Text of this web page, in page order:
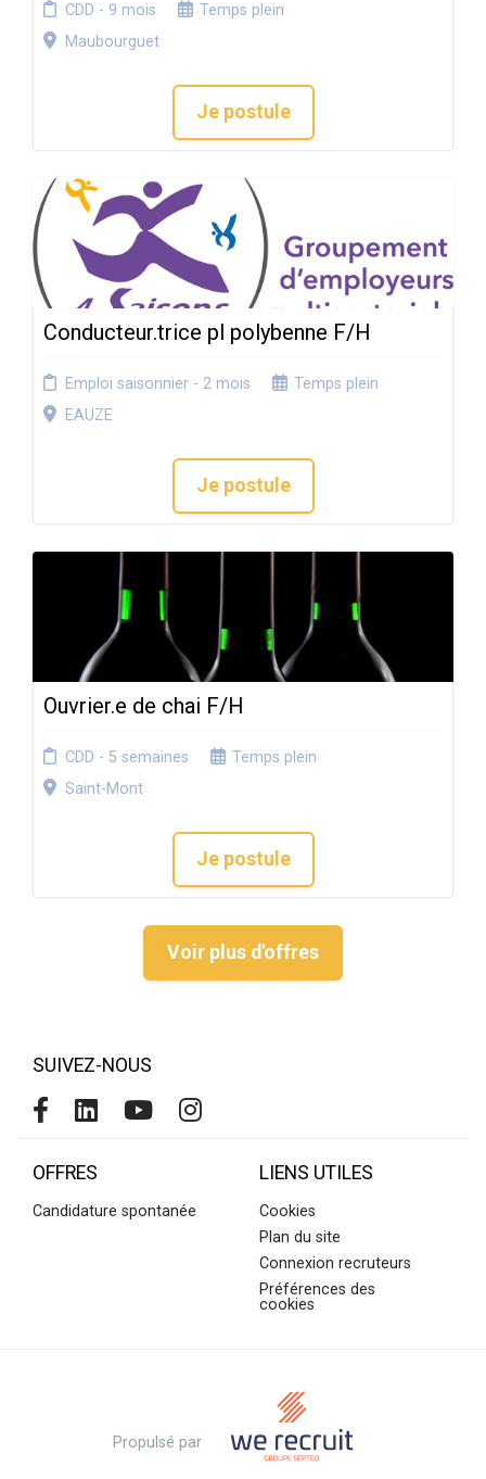
CDD - 9 mois
Temps plein
Maubourguet
Je postule
Conducteur.trice pl polybenne F/H
Emploi saisonnier - 2 mois
Temps plein
EAUZE
Je postule
Ouvrier.e de chai F/H
CDD - 5 semaines
Temps plein
Saint-Mont
Je postule
Voir plus d'offres
SUIVEZ-NOUS
OFFRES
Candidature spontanée
LIENS UTILES
Cookies
Plan du site
Connexion recruteurs
Préférences des
cookies
Propulsé par